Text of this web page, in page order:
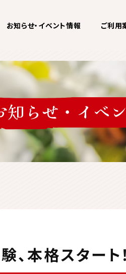
お知らせ・イベント情報 ご利用
知らせ・ イベ
、本格スタート！